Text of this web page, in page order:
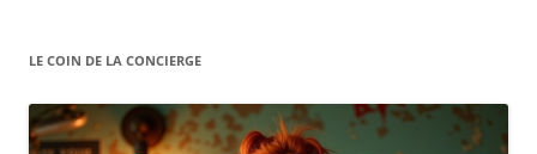
LE COIN DE LA CONCIERGE